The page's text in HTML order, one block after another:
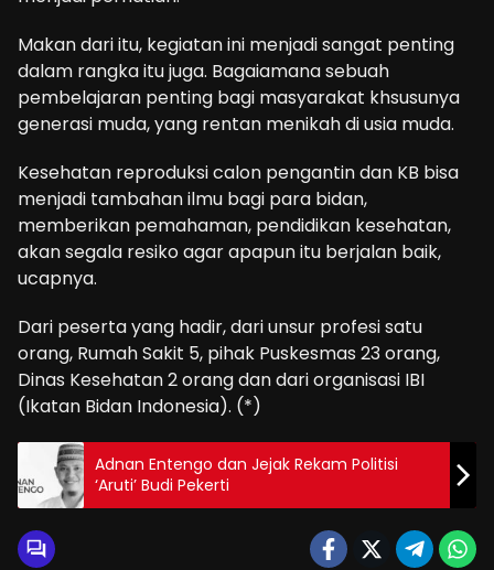
Makan dari itu, kegiatan ini menjadi sangat penting
dalam rangka itu juga. Bagaiamana sebuah
pembelajaran penting bagi masyarakat khsusunya
generasi muda, yang rentan menikah di usia muda.
Kesehatan reproduksi calon pengantin dan KB bisa
menjadi tambahan ilmu bagi para bidan,
memberikan pemahaman, pendidikan kesehatan,
akan segala resiko agar apapun itu berjalan baik,
ucapnya.
Dari peserta yang hadir, dari unsur profesi satu
orang, Rumah Sakit 5, pihak Puskesmas 23 orang,
Dinas Kesehatan 2 orang dan dari organisasi IBI
(Ikatan Bidan Indonesia). (*)
Adnan Entengo dan Jejak Rekam Politisi
‘Aruti’ Budi Pekerti